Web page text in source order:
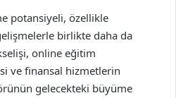
potansiyeli, özellikle
birlikte daha da
online eğitim
ve finansal hizmetlerin
gelecekteki büyüme